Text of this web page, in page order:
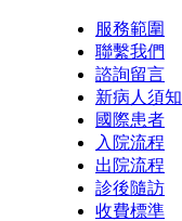
服務範圍
聯繫我們
諮詢留言
新病人須知
國際患者
入院流程
出院流程
診後隨訪
收費標準